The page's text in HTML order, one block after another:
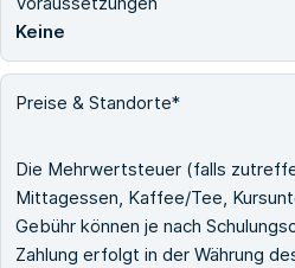
Keine
Preise & Standorte*
Die Mehrwertsteuer (falls
Mittagessen, Kaffee/Tee,
Gebühr können je nach
Zahlung erfolgt in der Währung